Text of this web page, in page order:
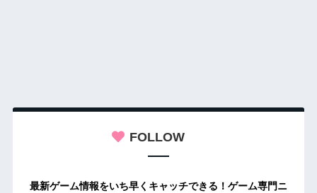
FOLLOW
最新ゲーム情報をいち早くキャッチできる！ゲーム専門ニ